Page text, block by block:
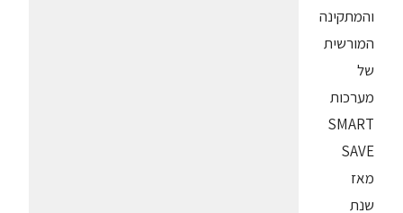
והמתקינה
המורשית
של
מערכות
SMART
SAVE
מאז
שנת